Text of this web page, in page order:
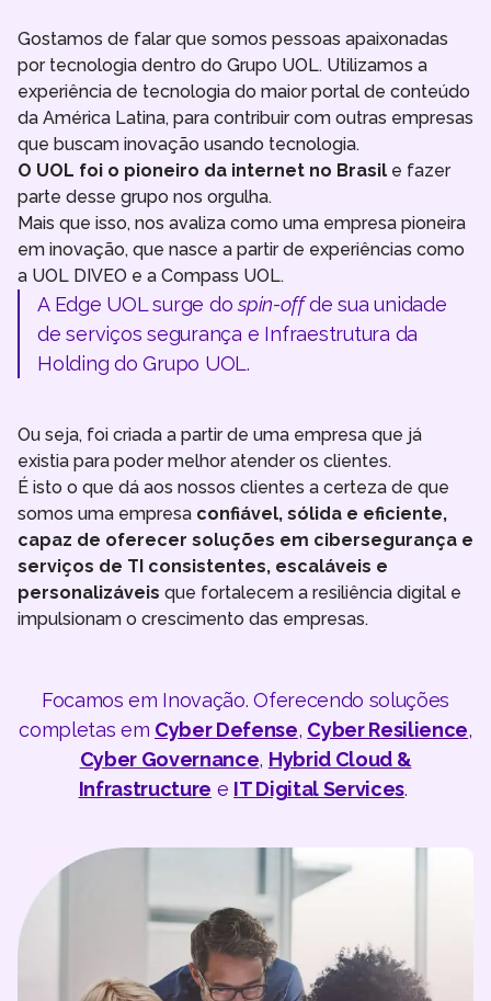
Gostamos de falar que somos pessoas apaixonadas
por tecnologia dentro do Grupo UOL. Utilizamos a
experiência de tecnologia do maior portal de conteúdo
da América Latina, para contribuir com outras empresas
que buscam inovação usando tecnologia.
O UOL foi o pioneiro da internet no Brasil e fazer
parte desse grupo nos orgulha.
Mais que isso, nos avaliza como uma empresa pioneira
em inovação, que nasce a partir de experiências como
a UOL DIVEO e a Compass UOL.
A Edge UOL surge dospin-offde sua unidade
de serviços segurança e Infraestrutura da
Holding do Grupo UOL.
Ou seja, foi criada a partir de uma empresa que já
existia para poder melhor atender os clientes.
É isto o que dá aos nossos clientes a certeza de que
somos uma empresa confiável, sólida e eficiente,
capaz de oferecer soluções em cibersegurança e
serviços de TI consistentes, escaláveis e
personalizáveis que fortalecem a resiliência digital e
impulsionam o crescimento das empresas.
Focamos em Inovação. Oferecendo soluções
completas em Cyber Defense, Cyber Resilience,
Cyber Governance, Hybrid Cloud &
Infrastructure e IT Digital Services.